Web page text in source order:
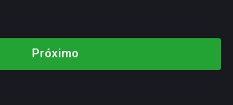
Próximo